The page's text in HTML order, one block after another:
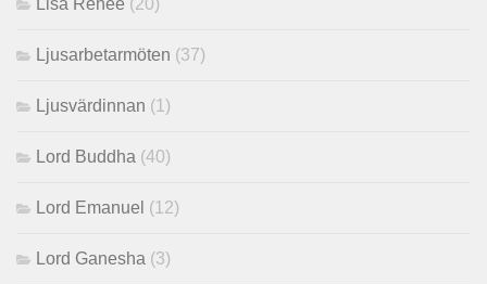
Lisa Renee (20)
Ljusarbetarmöten (37)
Ljusvärdinnan (1)
Lord Buddha (40)
Lord Emanuel (12)
Lord Ganesha (3)